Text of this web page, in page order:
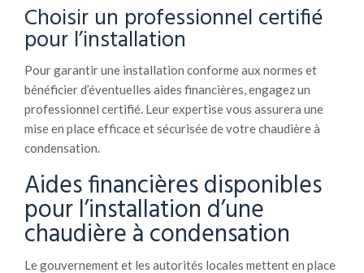
Choisir un professionnel certifié
pour l’installation
Pour garantir une installation conforme aux normes et
bénéficier d’éventuelles aides financières, engagez un
professionnel certifié. Leur expertise vous assurera une
mise en place efficace et sécurisée de votre chaudière à
condensation.
Aides financières disponibles
pour l’installation d’une
chaudière à condensation
Le gouvernement et les autorités locales mettent en place